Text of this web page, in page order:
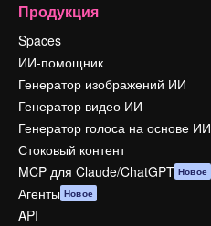
Продукция
Spaces
ИИ-помощник
Генератор изображений ИИ
Генератор видео ИИ
Генератор голоса на основе ИИ
Стоковый контент
MCP для Claude/ChatGPT Новое
Агенты Новое
API